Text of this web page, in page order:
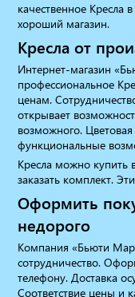
качественное Кресла
хороший магазин.
Кресла от
Интернет-магазин
профессиональное
ценам.
открывает
возможного.
функциональные
Кресла можно купить
заказать комплект.
Оформить
недорого
Компания «Бьюти
сотрудничество.
телефону. Доставка
Соответствие цены и